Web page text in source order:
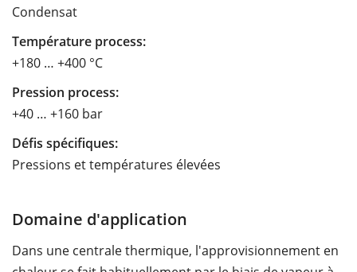
Condensat
Température process:
+180 … +400 °C
Pression process:
+40 … +160 bar
Défis spécifiques:
Pressions et températures élevées
Domaine d'application
Dans une centrale thermique, l'approvisionnement en